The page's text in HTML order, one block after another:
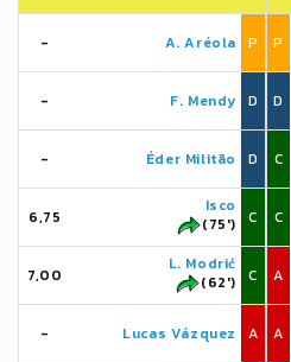
- A. Aréola P
- F. Mendy D
- Éder Militão D
6,75
Isco
(75')
C
7,00
L. Modrić
(62')
C
- Lucas Vázquez A
P
D
C
C
A
A